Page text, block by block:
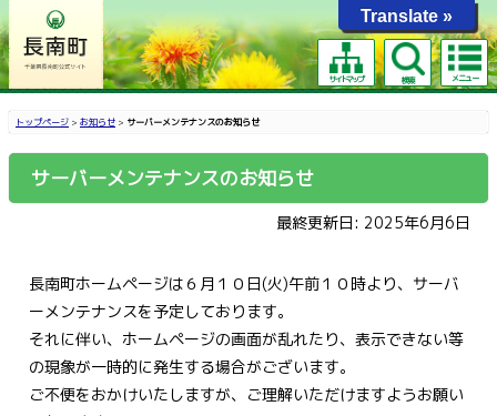
サイトマップ 検索 メニュー
トップページ > お知らせ > サーバーメンテナンスのお知らせ
サーバーメンテナンスのお知らせ
最終更新日: 2025年6月6日
長南町ホームページは６月１０日(火)午前１０時より、サーバ
ーメンテナンスを予定しております。
それに伴い、ホームページの画面が乱れたり、表示できない等
の現象が一時的に発生する場合がございます。
ご不便をおかけいたしますが、ご理解いただけますようお願い
Translate »